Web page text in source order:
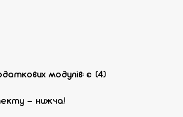
модулів: є (4)
- нижча!